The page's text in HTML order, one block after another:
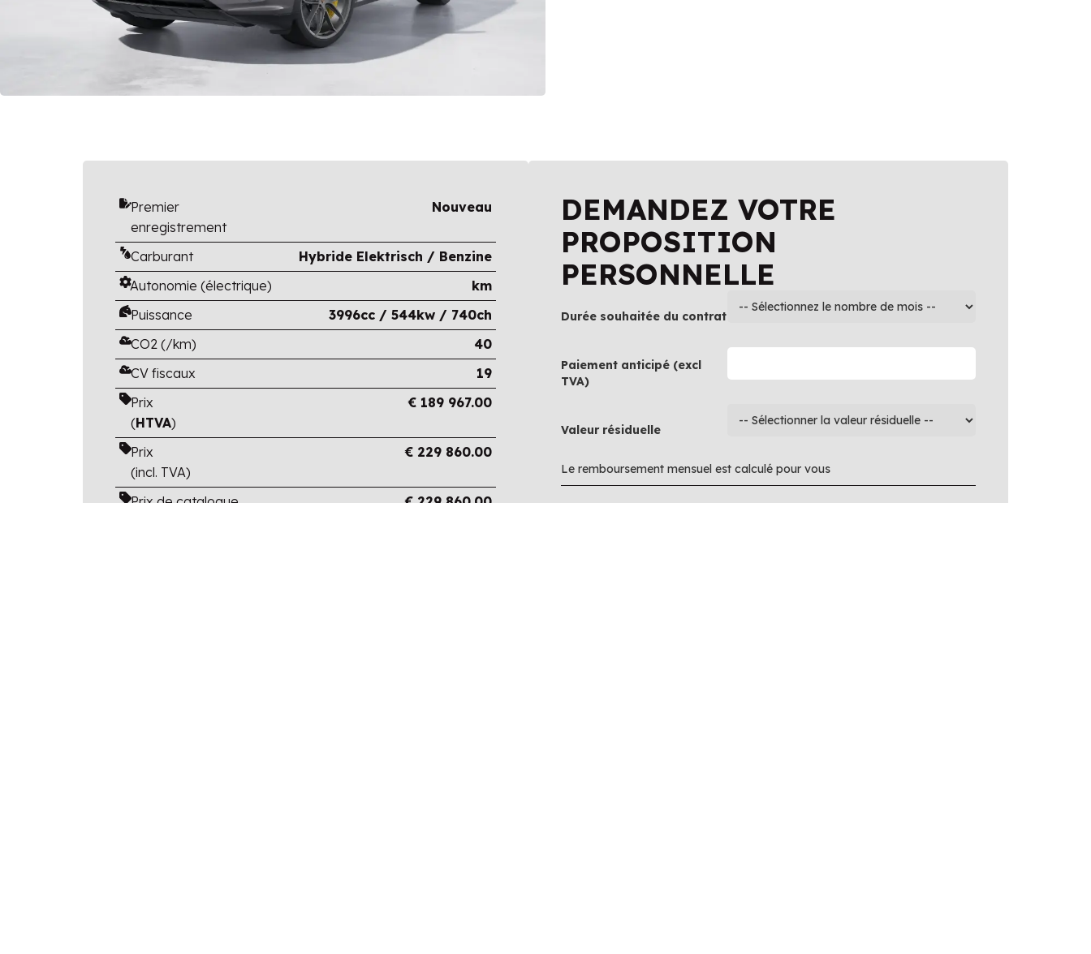
Premier
enregistrement
Nouveau
Carburant
Hybride Elektrisch / Benzine
Autonomie (électrique)
km
Puissance
3996cc / 544kw / 740ch
CO2 (/km)
40
CV fiscaux
19
Prix
(HTVA)
€ 189 967.00
Prix
(incl. TVA)
€ 229 860.00
Prix de catalogue
€229 860.00
DEMANDEZ VOTRE
PROPOSITION
PERSONNELLE
Durée souhaitée du contrat
Paiement anticipé (excl
TVA)
Valeur résiduelle
Le remboursement mensuel est calculé pour vous